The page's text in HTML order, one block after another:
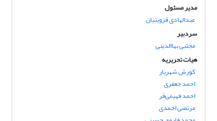
مدیر مسئول
عبدالهادی قزوینیان
سردبیر
مجتبی بهاالدینی
هیات تحریریه
کورش شهریار
احمد جعفری
احمد فهیمی‌فر
مرتضی احمدی